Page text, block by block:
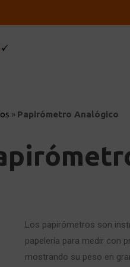
» Papirómetro Analógico
Los papirómetros son
papelería para medir con
mostrando su peso en